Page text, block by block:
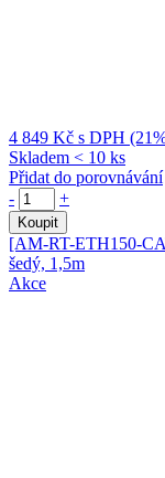
4 849 Kč s DPH
Skladem < 10 ks
Přidat do porovnávání
-
+
Koupit
[AM-RT-ETH150-
šedý, 1,5m
Akce